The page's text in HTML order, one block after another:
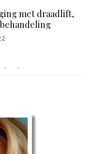
met draadlift,